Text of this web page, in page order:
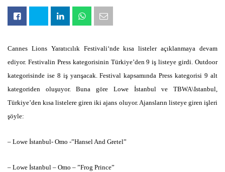
Cannes Lions Yaratıcılık Festivali‘nde kısa listeler açıklanmaya devam
ediyor. Festivalin Press kategorisinin Türkiye’den 9 iş listeye girdi. Outdoor
kategorisinde ise 8 iş yarışacak. Festival kapsamında Press kategorisi 9 alt
kategoriden oluşuyor. Buna göre Lowe İstanbul ve TBWA\Istanbul,
Türkiye’den kısa listelere giren iki ajans oluyor. Ajansların listeye giren işleri
şöyle:
– Lowe İstanbul- Omo -”Hansel And Gretel”
– Lowe İstanbul – Omo – ”Frog Prince”